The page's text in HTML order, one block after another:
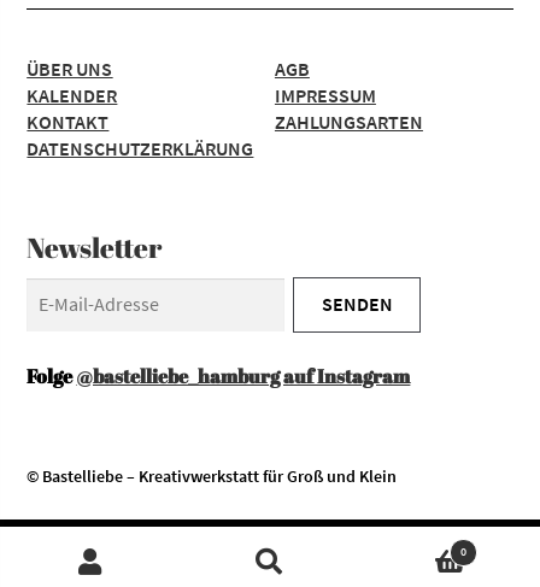
Zustimmen
Services erklären Sie sich damit einverstanden, dass wir Cookies
- Mehr erfahren
ÜBER UNS
KALENDER
KONTAKT
DATENSCHUTZERKLÄRUNG
AGB
IMPRESSUM
ZAHLUNGSARTEN
Newsletter
Folge@bastelliebe_hamburg auf Instagram
© Bastelliebe – Kreativwerkstatt für Groß und Klein
0